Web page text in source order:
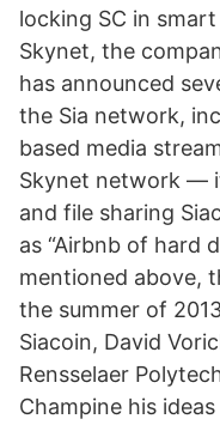
locking SC in
Skynet, the
has announced
the Sia network,
based media
Skynet network —
and file sharing
as “Airbnb of hard
mentioned above,
the summer of
Siacoin, David
Rensselaer
Champine his